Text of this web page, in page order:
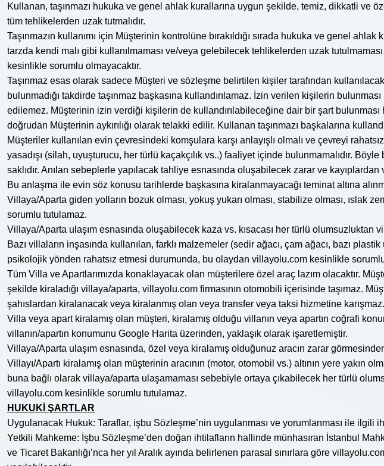
Kullanan, taşınmazı hukuka ve genel ahlak kurallarına uygun şekilde, temiz, dikkatli ve
tüm tehlikelerden uzak tutmalıdır.
Taşınmazın kullanımı için Müşterinin kontrolüne bırakıldığı sırada hukuka ve genel
tarzda kendi malı gibi kullanılmaması ve/veya gelebilecek tehlikelerden uzak
kesinlikle sorumlu olmayacaktır.
Taşınmaz esas olarak sadece Müşteri ve sözleşme belirtilen kişiler tarafından
bulunmadığı takdirde taşınmaz başkasına kullandırılamaz. İzin verilen kişilerin
edilemez. Müşterinin izin verdiği kişilerin de kullandırılabileceğine dair bir şart
doğrudan Müşterinin aykırılığı olarak telakki edilir. Kullanan taşınmazı başkalarına
Müşteriler kullanılan evin çevresindeki komşulara karşı anlayışlı olmalı ve çevreyi
yasadışı (silah, uyuşturucu, her türlü kaçakçılık vs..) faaliyet içinde bulunmamalıdır.
saklıdır. Anılan sebeplerle yapılacak tahliye esnasında oluşabilecek zarar ve
Bu anlaşma ile evin söz konusu tarihlerde başkasına kiralanmayacağı teminat altına
Villaya/Aparta giden yolların bozuk olması, yokuş yukarı olması, stabilize olması,
sorumlu tutulamaz.
Villaya/Aparta ulaşım esnasında oluşabilecek kaza vs. kısacası her türlü olumsuzluktan
Bazı villaların inşasında kullanılan, farklı malzemeler (sedir ağacı, çam ağacı, bazı
psikolojik yönden rahatsız etmesi durumunda, bu olaydan villayolu.com kesinlikle
Tüm Villa ve Apartlarımızda konaklayacak olan müşterilere özel araç lazım olacaktır.
şekilde kiraladığı villaya/aparta, villayolu.com firmasının otomobili içerisinde taşımaz.
şahıslardan kiralanacak veya kiralanmış olan veya transfer veya taksi hizmetine
Villa veya apart kiralamış olan müşteri, kiralamış olduğu villanın veya apartın coğrafi
villanın/apartın konumunu Google Harita üzerinden, yaklaşık olarak işaretlemiştir.
Villaya/Aparta ulaşım esnasında, özel veya kiralamış olduğunuz aracın zarar
Villayı/Apartı kiralamış olan müşterinin aracının (motor, otomobil vs.) altının yere yakın
buna bağlı olarak villaya/aparta ulaşamaması sebebiyle ortaya çıkabilecek her türlü
villayolu.com kesinlikle sorumlu tutulamaz.
HUKUKİ ŞARTLAR
Uygulanacak Hukuk: Taraflar, işbu Sözleşme’nin uygulanması ve yorumlanması ile
Yetkili Mahkeme: İşbu Sözleşme’den doğan ihtilafların hallinde münhasıran İstanbul
ve Ticaret Bakanlığı’nca her yıl Aralık ayında belirlenen parasal sınırlara göre